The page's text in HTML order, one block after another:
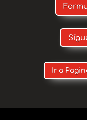
Ir a